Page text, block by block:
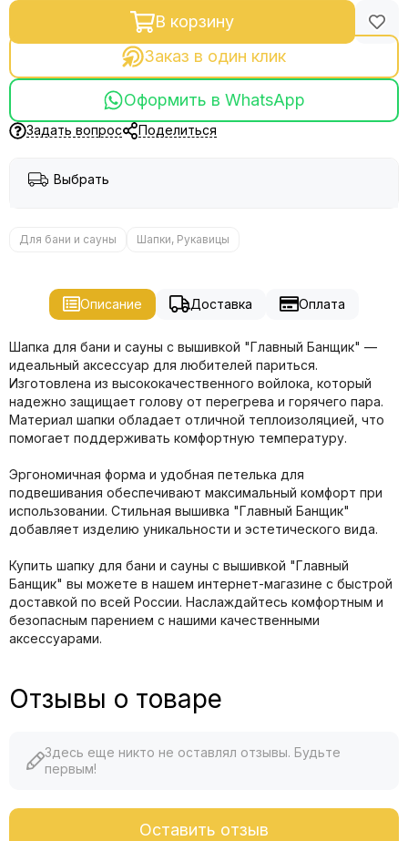
В корзину
Заказ в один клик
Оформить в WhatsApp
Задать вопрос Поделиться
Выбрать
Для бани и сауны Шапки, Рукавицы
Описание Доставка Оплата
Шапка для бани и сауны с вышивкой "Главный Банщик" —
идеальный аксессуар для любителей париться.
Изготовлена из высококачественного войлока, который
надежно защищает голову от перегрева и горячего пара.
Материал шапки обладает отличной теплоизоляцией, что
помогает поддерживать комфортную температуру.
Эргономичная форма и удобная петелька для
подвешивания обеспечивают максимальный комфорт при
использовании. Стильная вышивка "Главный Банщик"
добавляет изделию уникальности и эстетического вида.
Купить шапку для бани и сауны с вышивкой "Главный
Банщик" вы можете в нашем интернет-магазине с быстрой
доставкой по всей России. Наслаждайтесь комфортным и
безопасным парением с нашими качественными
аксессуарами.
Отзывы о товаре
Здесь еще никто не оставлял отзывы. Будьте
первым!
Оставить отзыв